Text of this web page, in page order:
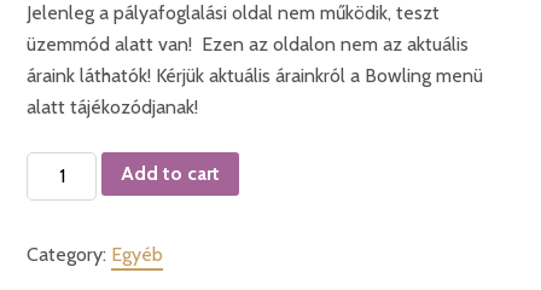
Jelenleg a pályafoglalási oldal nem működik, teszt
üzemmód alatt van! Ezen az oldalon nem az aktuális
áraink láthatók! Kérjük aktuális árainkról a Bowling menü
alatt tájékozódjanak!
Bowling
pályafoglalás
óra
Add to cart
Category: Egyéb